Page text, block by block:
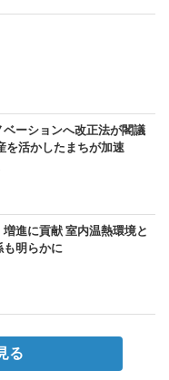
ーションへ改正法が閣議
を活かしたまちが加速
進に貢献 室内温熱環境と
明らかに
る